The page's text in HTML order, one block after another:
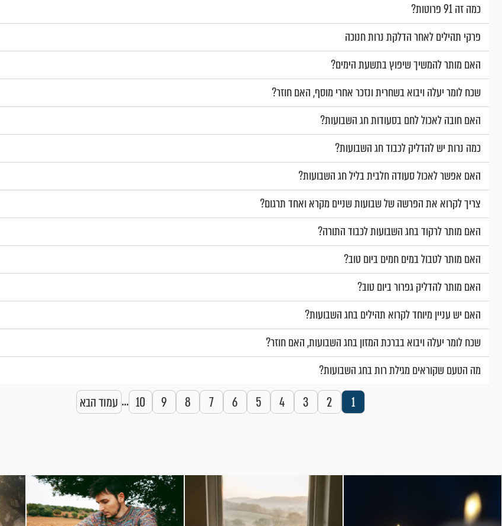
כמה זה 91 פרוטות?
פרקי תהילים לאחר הדלקת נרות חנוכה
האם מותר להמשיך שיפוץ בתשעת הימים?
שכח לומר יעלה ויבוא בשחרית ונזכר אחרי מוסף, האם חוזר?
האם חובה לאכול לחם בסעודות חג השבועות?
כמה נרות יש להדליק לכבוד חג השבועות?
האם אפשר לאכול סעודה חלבית בליל חג השבועות?
צריך לקרוא את הפרשה של שבועות שניים מקרא ואחד תרגום?
האם מותר לרקוד בחג השבועות לכבוד התורה?
האם מותר לטבול במים חמים ביום טוב?
האם מותר להדליק גפרור ביום טוב?
האם יש עניין מיוחד לקרוא תהילים בחג השבועות?
שכח לומר יעלה ויבוא בברכת המזון בחג השבועות, האם חוזר?
מה הטעם שקוראים מגילת רות בחג השבועות?
1
2
3
4
5
6
7
8
9
10
... עמוד הבא